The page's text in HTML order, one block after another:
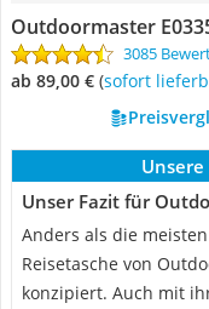
Outdoormaster
3085
ab 89,00 € ( Sofort
Unser Fazit für
Anders als die
Reisetasche von
konzipiert. Auch mit